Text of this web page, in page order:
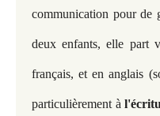
communication pour de
deux enfants, elle part
français, et en anglais
particulièrement à